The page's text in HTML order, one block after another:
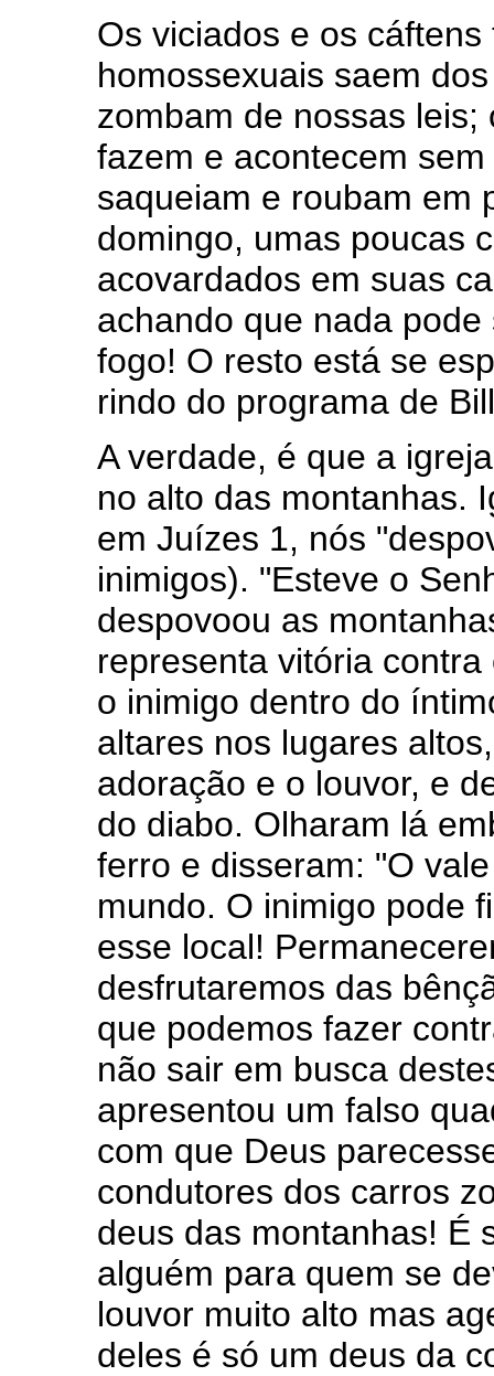
Os viciados e os
homossexuais saem
zombam de nossas
fazem e acontecem
saqueiam e roubam em
domingo, umas poucas
acovardados em suas
achando que nada
fogo! O resto está se
rindo do programa de
A verdade, é que a
no alto das montanhas.
em Juízes 1, nós
inimigos). "Esteve o
despovoou as
representa vitória
o inimigo dentro do
altares nos lugares
adoração e o louvor, e
do diabo. Olharam lá
ferro e disseram: "O
mundo. O inimigo pode
esse local!
desfrutaremos das
que podemos fazer
não sair em busca
apresentou um falso
com que Deus
condutores dos carros
deus das montanhas! É
alguém para quem se
louvor muito alto mas
deles é só um deus da